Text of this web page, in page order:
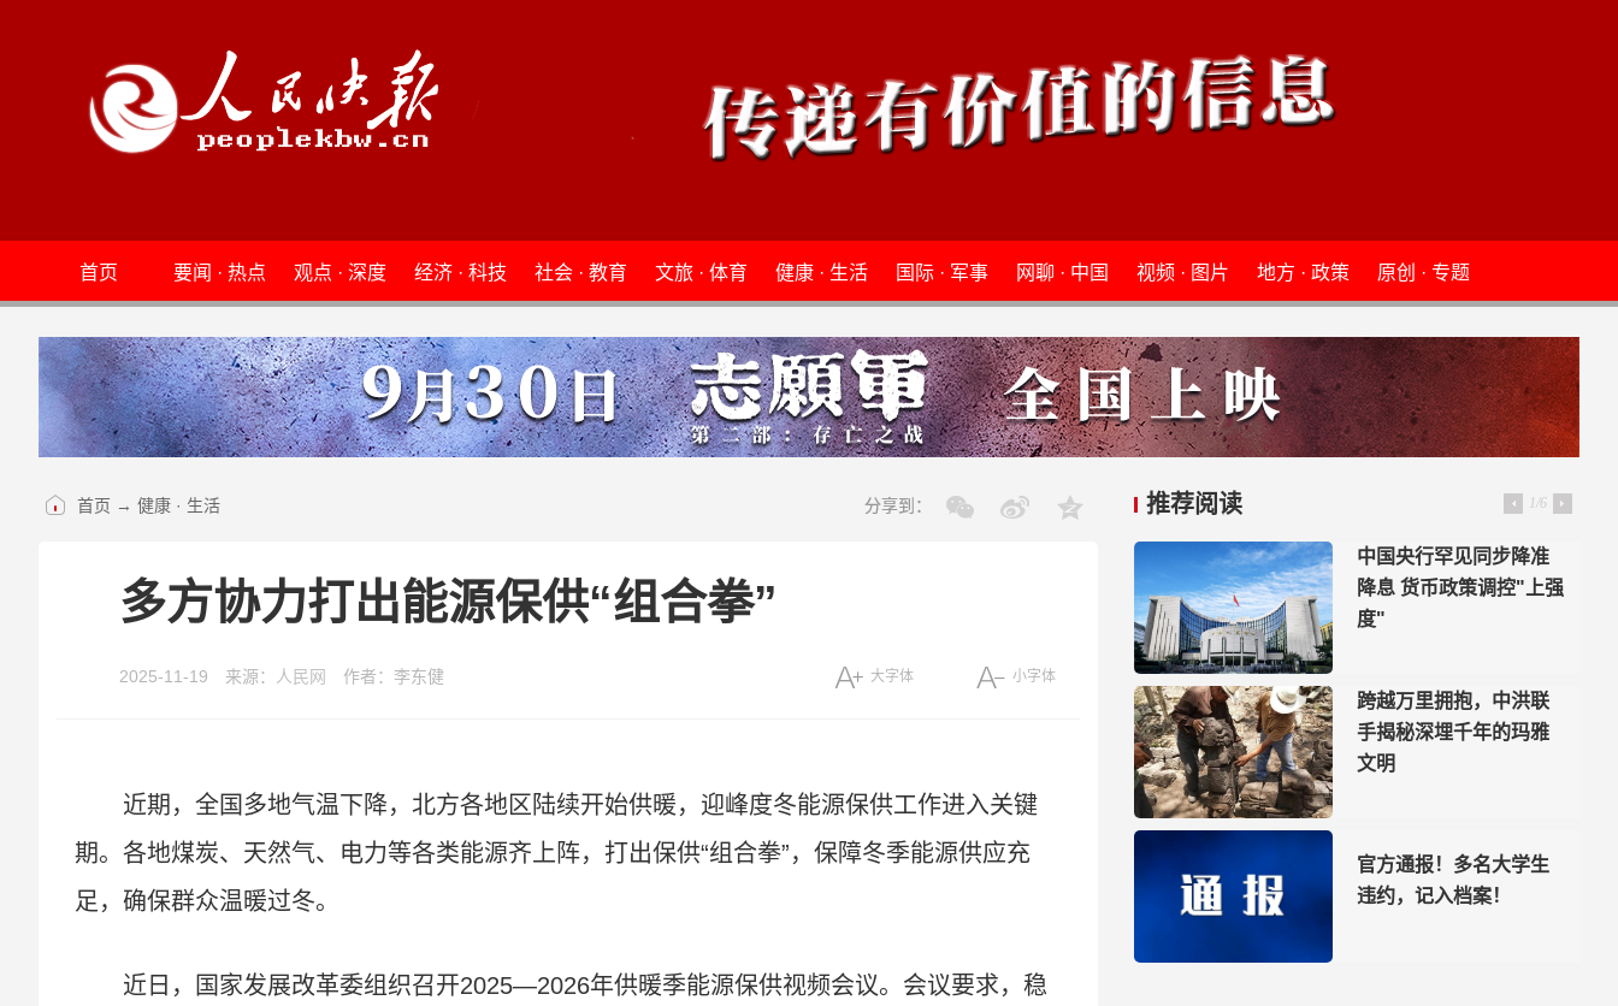
首页 要闻 · 热点 观点 · 深度 经济 · 科技 社会 · 教育 文旅 · 体育 健康 · 生活 国际 · 军事 网聊 · 中国 视频 · 图片 地方 · 政策 原创 · 专题
首页 → 健康 · 生活 分享到：
多方协力打出能源保供“组合拳”
2025-11-19 来源： 人民网 作者：李东健 大字体 小字体
近期，全国多地气温下降，北方各地区陆续开始供暖，迎峰度冬能源保供工作进入关键
期。各地煤炭、天然气、电力等各类能源齐上阵，打出保供“组合拳”，保障冬季能源供应充
足，确保群众温暖过冬。
近日，国家发展改革委组织召开2025—2026年供暖季能源保供视频会议。会议要求，稳
推荐阅读 1/6
中国央行罕见同步降准
降息 货币政策调控"上强
度"
跨越万里拥抱，中洪联
手揭秘深埋千年的玛雅
文明
官方通报！多名大学生
违约，记入档案！